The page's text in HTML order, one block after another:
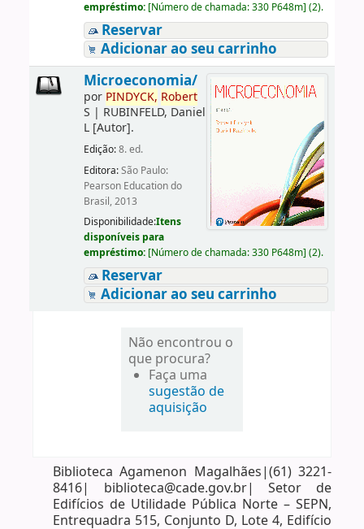
empréstimo: [Número de chamada:330 P648m] (2).
Reservar
Adicionar ao seu carrinho
Microeconomia/
por PINDYCK, Robert
S | RUBINFELD, Daniel
L[Autor].
Edição:8. ed.
Editora:São Paulo:
Pearson Education do
Brasil, 2013
Disponibilidade:Itens
disponíveis para
empréstimo: [Número de chamada:330 P648m] (2).
Reservar
Adicionar ao seu carrinho
Não encontrou o
que procura?
Faça uma
sugestão de
aquisição
Biblioteca Agamenon Magalhães|(61) 3221-
8416| biblioteca@cade.gov.br| Setor de
Edifícios de Utilidade Pública Norte – SEPN,
Entrequadra 515, Conjunto D, Lote 4, Edifício